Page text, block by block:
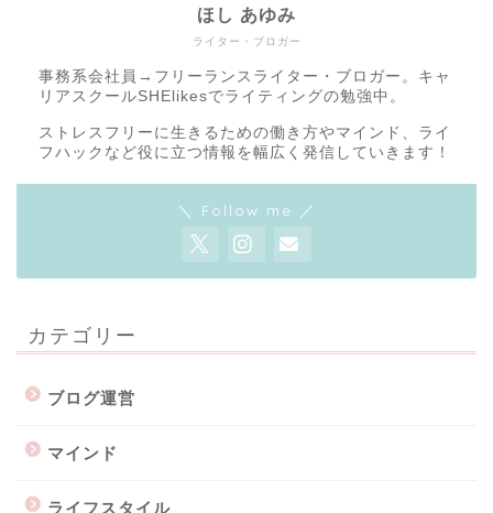
ライター・ブロガー
ほし あゆみ
事務系会社員→フリーランスライター・ブロガー。キャ
リアスクールSHElikesでライティングの勉強中。
ストレスフリーに生きるための働き方やマインド、ライ
フハックなど役に立つ情報を幅広く発信していきます！
＼ Follow me ／
カテゴリー
ブログ運営
マインド
ライフスタイル